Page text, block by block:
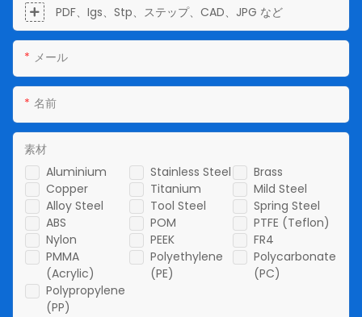
PDF、Igs、Stp、ステップ、CAD、JPG など
メール
名前
Aluminium Stainless Steel
Brass
Copper
Titanium
Mild Steel
Alloy Steel
Tool Steel
Spring Steel
ABS
POM
PTFE (Teflon)
Nylon
PEEK
FR4
PMMA
(Acrylic)
Polyethylene
(PE)
Polycarbonate
(PC)
Polypropylene
(PP)
素材